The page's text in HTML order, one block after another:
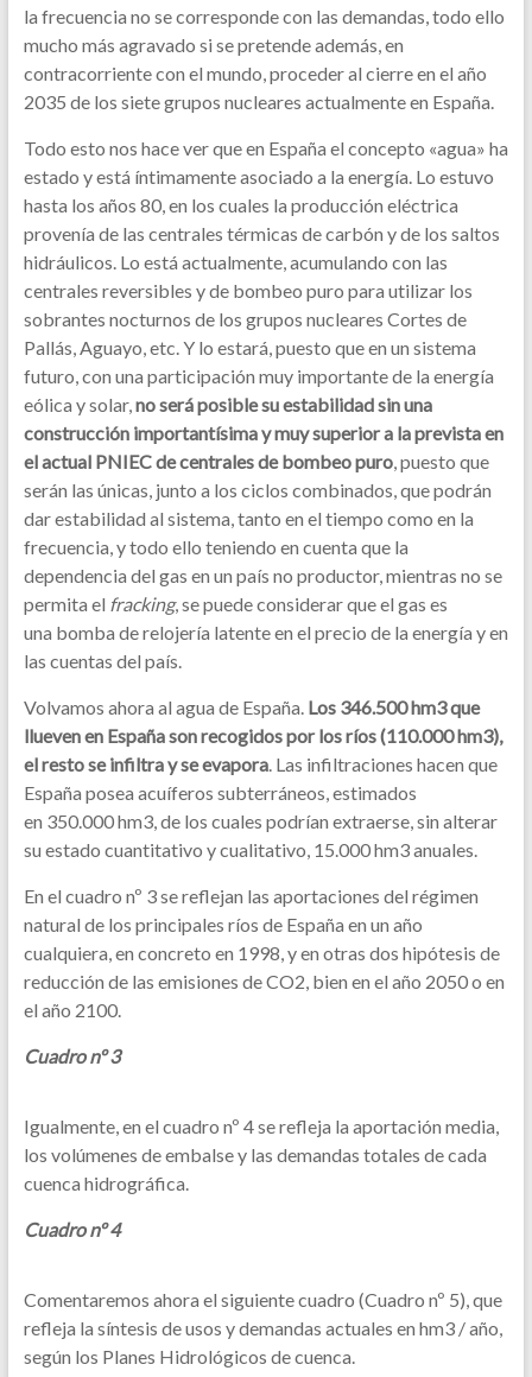
la frecuencia no se corresponde con las demandas, todo ello
mucho más agravado si se pretende además, en
contracorriente con el mundo, proceder al cierre en el año
2035 de los siete grupos nucleares actualmente en España.
Todo esto nos hace ver que en España el concepto «agua» ha
estado y está íntimamente asociado a la energía. Lo estuvo
hasta los años 80, en los cuales la producción eléctrica
provenía de las centrales térmicas de carbón y de los saltos
hidráulicos. Lo está actualmente, acumulando con las
centrales reversibles y de bombeo puro para utilizar los
sobrantes nocturnos de los grupos nucleares Cortes de
Pallás, Aguayo, etc. Y lo estará, puesto que en un sistema
futuro, con una participación muy importante de la energía
eólica y solar, no será posible su estabilidad sin una
construcción importantísima y muy superior a la prevista en
el actual PNIEC de centrales de bombeo puro, puesto que
serán las únicas, junto a los ciclos combinados, que podrán
dar estabilidad al sistema, tanto en el tiempo como en la
frecuencia, y todo ello teniendo en cuenta que la
dependencia del gas en un país no productor, mientras no se
permita el fracking, se puede considerar que el gas es
una bomba de relojería latente en el precio de la energía y en
las cuentas del país.
Volvamos ahora al agua de España. Los 346.500 hm3 que
llueven en España son recogidos por los ríos (110.000 hm3),
el resto se infiltra y se evapora. Las infiltraciones hacen que
España posea acuíferos subterráneos, estimados
en 350.000 hm3, de los cuales podrían extraerse, sin alterar
su estado cuantitativo y cualitativo, 15.000 hm3 anuales.
En el cuadro nº 3 se reflejan las aportaciones del régimen
natural de los principales ríos de España en un año
cualquiera, en concreto en 1998, y en otras dos hipótesis de
reducción de las emisiones de CO2, bien en el año 2050 o en
el año 2100.
Cuadro nº 3
Igualmente, en el cuadro nº 4 se refleja la aportación media,
los volúmenes de embalse y las demandas totales de cada
cuenca hidrográfica.
Cuadro nº 4
Comentaremos ahora el siguiente cuadro (Cuadro nº 5), que
refleja la síntesis de usos y demandas actuales en hm3 / año,
según los Planes Hidrológicos de cuenca.